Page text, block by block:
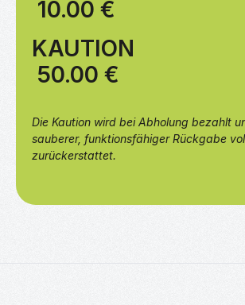
10.00 €
KAUTION
50.00 €
Die Kaution wird bei Abholung bezahlt
sauberer, funktionsfähiger Rückgabe
zurückerstattet.